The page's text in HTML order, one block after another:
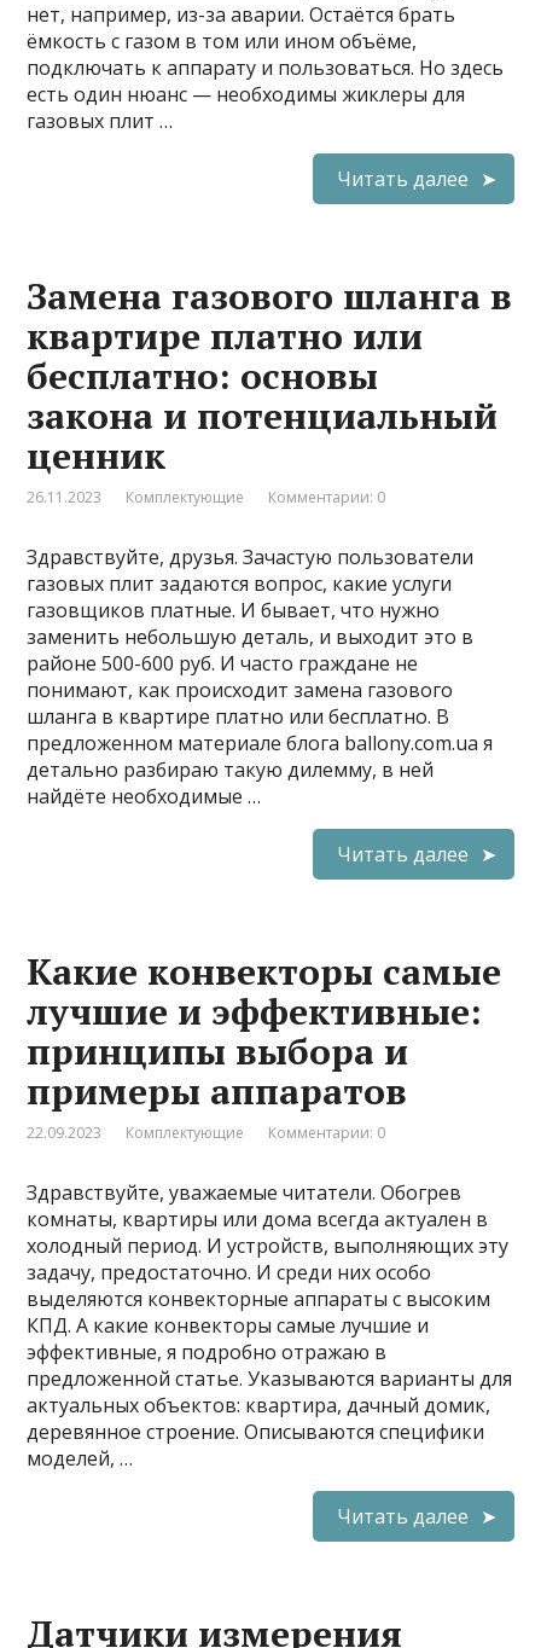
нет, например, из-за аварии. Остаётся брать
ёмкость с газом в том или ином объёме,
подключать к аппарату и пользоваться. Но здесь
есть один нюанс — необходимы жиклеры для
газовых плит …
Читать далее
Замена газового шланга в
квартире платно или
бесплатно: основы
закона и потенциальный
ценник
26.11.2023 Комплектующие Комментарии: 0
Здравствуйте, друзья. Зачастую пользователи
газовых плит задаются вопрос, какие услуги
газовщиков платные. И бывает, что нужно
заменить небольшую деталь, и выходит это в
районе 500-600 руб. И часто граждане не
понимают, как происходит замена газового
шланга в квартире платно или бесплатно. В
предложенном материале блога ballony.com.ua я
детально разбираю такую дилемму, в ней
найдёте необходимые …
Читать далее
Какие конвекторы самые
лучшие и эффективные:
принципы выбора и
примеры аппаратов
22.09.2023 Комплектующие Комментарии: 0
Здравствуйте, уважаемые читатели. Обогрев
комнаты, квартиры или дома всегда актуален в
холодный период. И устройств, выполняющих эту
задачу, предостаточно. И среди них особо
выделяются конвекторные аппараты с высоким
КПД. А какие конвекторы самые лучшие и
эффективные, я подробно отражаю в
предложенной статье. Указываются варианты для
актуальных объектов: квартира, дачный домик,
деревянное строение. Описываются специфики
моделей, …
Читать далее
Датчики измерения